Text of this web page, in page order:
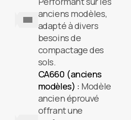
anciens modèles,
adapté à divers
besoins de
compactage des
sols.
CA660 (anciens
modèles) : Modèle
ancien éprouvé
offrant une